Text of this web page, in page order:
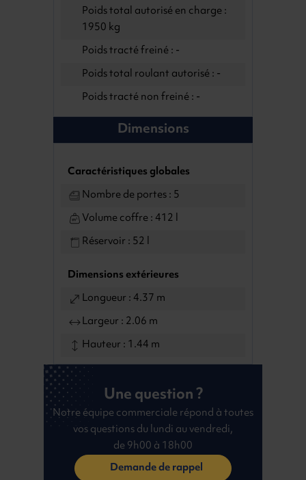
Poids total autorisé en charge :
1950 kg
Poids tracté freiné : -
Poids total roulant autorisé : -
Poids tracté non freiné : -
Dimensions
Caractéristiques globales
Nombre de portes : 5
Volume coffre : 412 l
Réservoir : 52 l
Dimensions extérieures
Longueur : 4.37 m
Largeur : 2.06 m
Hauteur : 1.44 m
Une question ?
Notre équipe commerciale répond à toutes
vos questions du lundi au vendredi,
de 9h00 à 18h00
Demande de rappel